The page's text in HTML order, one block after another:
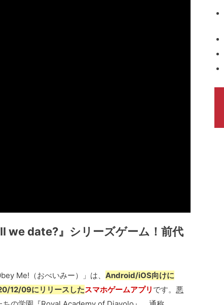
we date?』シリーズゲーム！前代
Me!（おべいみー）」は、Android/iOS向けに
12/09にリリースしたスマホゲームアプリ です。悪